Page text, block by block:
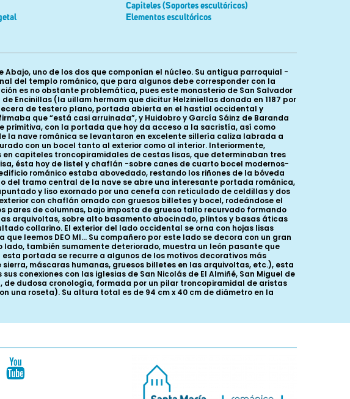
Capiteles (Soportes escultóricos)
Elementos escultóricos
Abajo, uno de los dos que componían el núcleo. Su antigua parroquial -
del templo románico, que para algunos debe corresponder con la
es no obstante problemática, pues este monasterio de San Salvador
Encinillas (la uillam hermam que dicitur Helziniellas donada en 1187 por
de testero plano, portada abierta en el hastial occidental y
que “está casi arruinada”, y Huidobro y García Sáinz de Baranda
primitiva, con la portada que hoy da acceso a la sacristía, así como
la nave románica se levantaron en excelente sillería caliza labrada a
con un bocel tanto al exterior como al interior. Interiormente,
capiteles troncopiramidales de cestas lisas, que determinaban tres
ésta hoy de listel y chaflán -sobre canes de cuarto bocel modernos-
románico estaba abovedado, restando los riñones de la bóveda
del tramo central de la nave se abre una interesante portada románica,
y liso exornado por una cenefa con reticulado de celdillas y dos
con chaflán ornado con gruesos billetes y bocel, rodeándose el
pares de columnas, bajo imposta de grueso tallo recurvado formando
arquivoltas, sobre alto basamento abocinado, plintos y basas áticas
collarino. El exterior del lado occidental se orna con hojas lisas
leemos DEO MI... Su compañero por este lado se decora con un gran
también sumamente deteriorado, muestra un león pasante que
portada se recurre a algunos de los motivos decorativos más
máscaras humanas, gruesos billetes en las arquivoltas, etc.), esta
conexiones con las iglesias de San Nicolás de El Almiñé, San Miguel de
de dudosa cronología, formada por un pilar troncopiramidal de aristas
una roseta). Su altura total es de 94 cm x 40 cm de diámetro en la